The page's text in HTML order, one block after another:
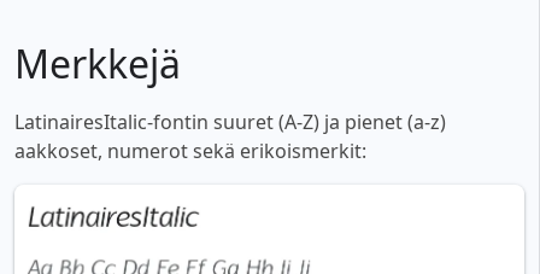
Merkkejä
LatinairesItalic-fontin suuret (A-Z) ja pienet (a-z)
aakkoset, numerot sekä erikoismerkit: